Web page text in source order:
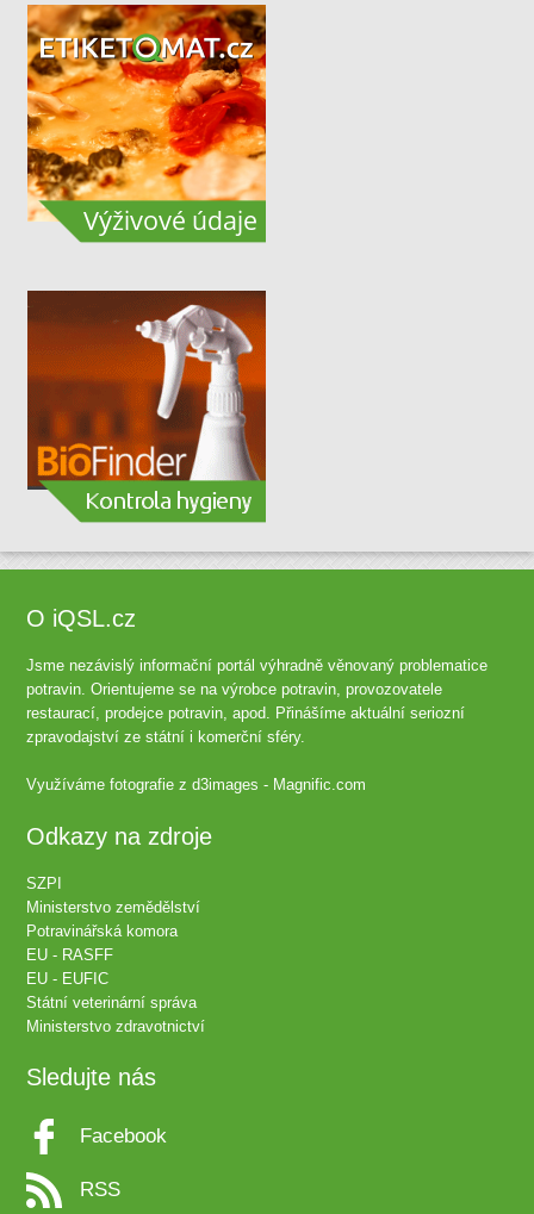
O iQSL.cz
Jsme nezávislý informační portál výhradně věnovaný problematice
potravin. Orientujeme se na výrobce potravin, provozovatele
restaurací, prodejce potravin, apod. Přinášíme aktuální seriozní
zpravodajství ze státní i komerční sféry.
Využíváme fotografie zd3images - Magnific.com
Odkazy na zdroje
SZPI
Ministerstvo zemědělství
Potravinářská komora
EU - RASFF
EU - EUFIC
Státní veterinární správa
Ministerstvo zdravotnictví
Sledujte nás
Facebook
RSS